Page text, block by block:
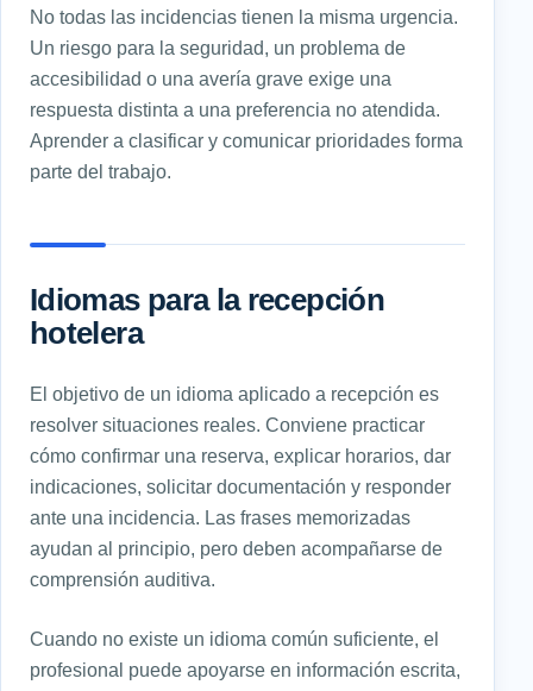
No todas las incidencias tienen la misma urgencia.
Un riesgo para la seguridad, un problema de
accesibilidad o una avería grave exige una
respuesta distinta a una preferencia no atendida.
Aprender a clasificar y comunicar prioridades forma
parte del trabajo.
Idiomas para la recepción
hotelera
El objetivo de un idioma aplicado a recepción es
resolver situaciones reales. Conviene practicar
cómo confirmar una reserva, explicar horarios, dar
indicaciones, solicitar documentación y responder
ante una incidencia. Las frases memorizadas
ayudan al principio, pero deben acompañarse de
comprensión auditiva.
Cuando no existe un idioma común suficiente, el
profesional puede apoyarse en información escrita,